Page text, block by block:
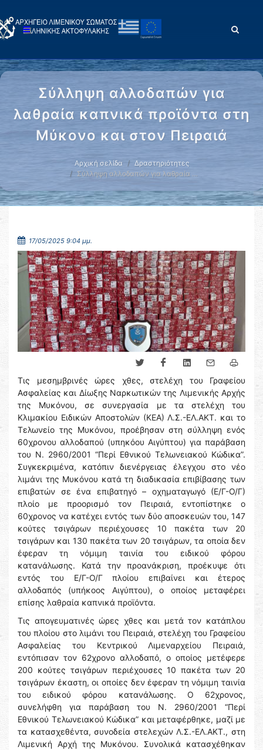
Σύλληψη αλλοδαπών για
λαθραία καπνικά προϊόντα στη
Μύκονο και στον Πειραιά
Αρχική σελίδα
Δραστηριότητες
Σύλληψη αλλοδαπών για λαθραία …
17/05/2025 9:04 μμ.
Τις μεσημβρινές ώρες χθες, στελέχη του Γραφείου
Ασφαλείας και Δίωξης Ναρκωτικών της Λιμενικής Αρχής
της Μυκόνου, σε συνεργασία με τα στελέχη του
Κλιμακίου Ειδικών Αποστολών (ΚΕΑ) Λ.Σ.-ΕΛ.ΑΚΤ. και το
Τελωνείο της Μυκόνου, προέβησαν στη σύλληψη ενός
60χρονου αλλοδαπού (υπηκόου Αιγύπτου) για παράβαση
του Ν. 2960/2001 “Περί Εθνικού Τελωνειακού Κώδικα”.
Συγκεκριμένα, κατόπιν διενέργειας έλεγχου στο νέο
λιμάνι της Μυκόνου κατά τη διαδικασία επιβίβασης των
επιβατών σε ένα επιβατηγό – οχηματαγωγό (Ε/Γ-Ο/Γ)
πλοίο με προορισμό τον Πειραιά, εντοπίστηκε ο
60χρονος να κατέχει εντός των δύο αποσκευών του, 147
κούτες τσιγάρων περιέχουσες 10 πακέτα των 20
τσιγάρων και 130 πακέτα των 20 τσιγάρων, τα οποία δεν
έφεραν τη νόμιμη ταινία του ειδικού φόρου
κατανάλωσης. Κατά την προανάκριση, προέκυψε ότι
εντός του Ε/Γ-Ο/Γ πλοίου επιβαίνει και έτερος
αλλοδαπός (υπήκοος Αιγύπτου), ο οποίος μεταφέρει
επίσης λαθραία καπνικά προϊόντα.
Τις απογευματινές ώρες χθες και μετά τον κατάπλου
του πλοίου στο λιμάνι του Πειραιά, στελέχη του Γραφείου
Ασφαλείας του Κεντρικού Λιμεναρχείου Πειραιά,
εντόπισαν τον 62χρονο αλλοδαπό, ο οποίος μετέφερε
200 κούτες τσιγάρων περιέχουσες 10 πακέτα των 20
τσιγάρων έκαστη, οι οποίες δεν έφεραν τη νόμιμη ταινία
του ειδικού φόρου κατανάλωσης. Ο 62χρονος,
συνελήφθη για παράβαση του Ν. 2960/2001 “Περί
Εθνικού Τελωνειακού Κώδικα” και μεταφέρθηκε, μαζί με
τα κατασχεθέντα, συνοδεία στελεχών Λ.Σ.-ΕΛ.ΑΚΤ., στη
Λιμενική Αρχή της Μυκόνου. Συνολικά κατασχέθηκαν